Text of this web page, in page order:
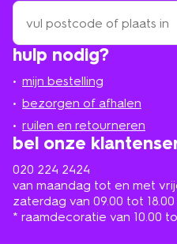
hulp nodig?
mijn bestelling
bezorgen of afhalen
ruilen en retourneren
bel onze
020 224 2424
van maandag tot en met
zaterdag van 09.00 tot 18.00
* raamdecoratie van 10.00
zoek
een
winkel
bij
in
de
buurt